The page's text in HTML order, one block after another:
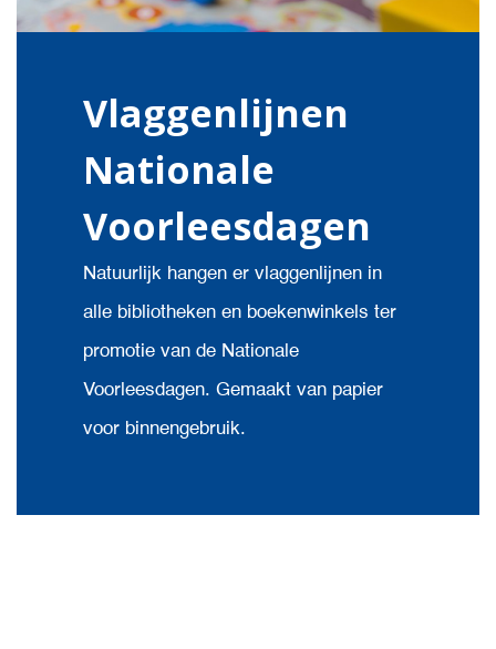
Vlaggenlijnen
Nationale
Voorleesdagen
Natuurlijk hangen er vlaggenlijnen in
alle bibliotheken en boekenwinkels ter
promotie van de Nationale
Voorleesdagen. Gemaakt van papier
voor binnengebruik.